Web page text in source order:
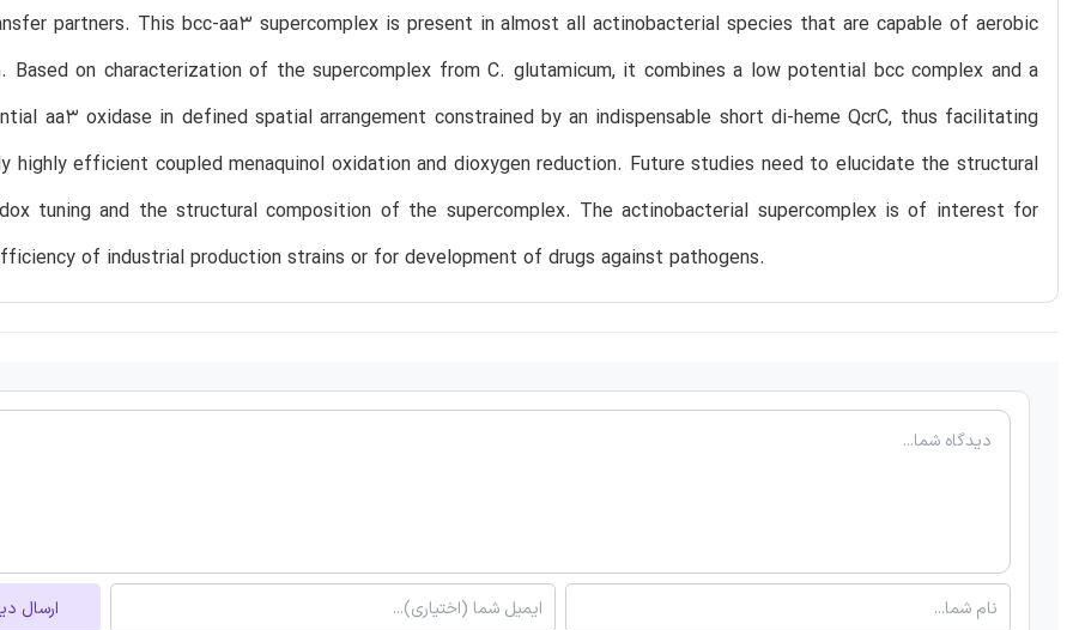
partners. This bcc-aa3 supercomplex is present in almost all actinobacterial species that are capable of aerobic
Based on characterization of the supercomplex from C. glutamicum, it combines a low potential bcc complex and a
aa3 oxidase in defined spatial arrangement constrained by an indispensable short di-heme QcrC, thus facilitating
highly efficient coupled menaquinol oxidation and dioxygen reduction. Future studies need to elucidate the structural
tuning and the structural composition of the supercomplex. The actinobacterial supercomplex is of interest for
of industrial production strains or for development of drugs against pathogens.
ارسال